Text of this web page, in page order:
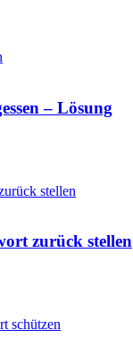
– Lösung
zurück stellen